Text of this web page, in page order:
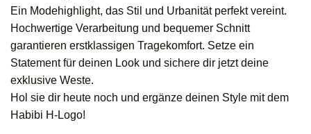
Ein Modehighlight, das Stil und Urbanität perfekt vereint.
Hochwertige Verarbeitung und bequemer Schnitt
garantieren erstklassigen Tragekomfort. Setze ein
Statement für deinen Look und sichere dir jetzt deine
exklusive Weste.
Hol sie dir heute noch und ergänze deinen Style mit dem
Habibi H-Logo!